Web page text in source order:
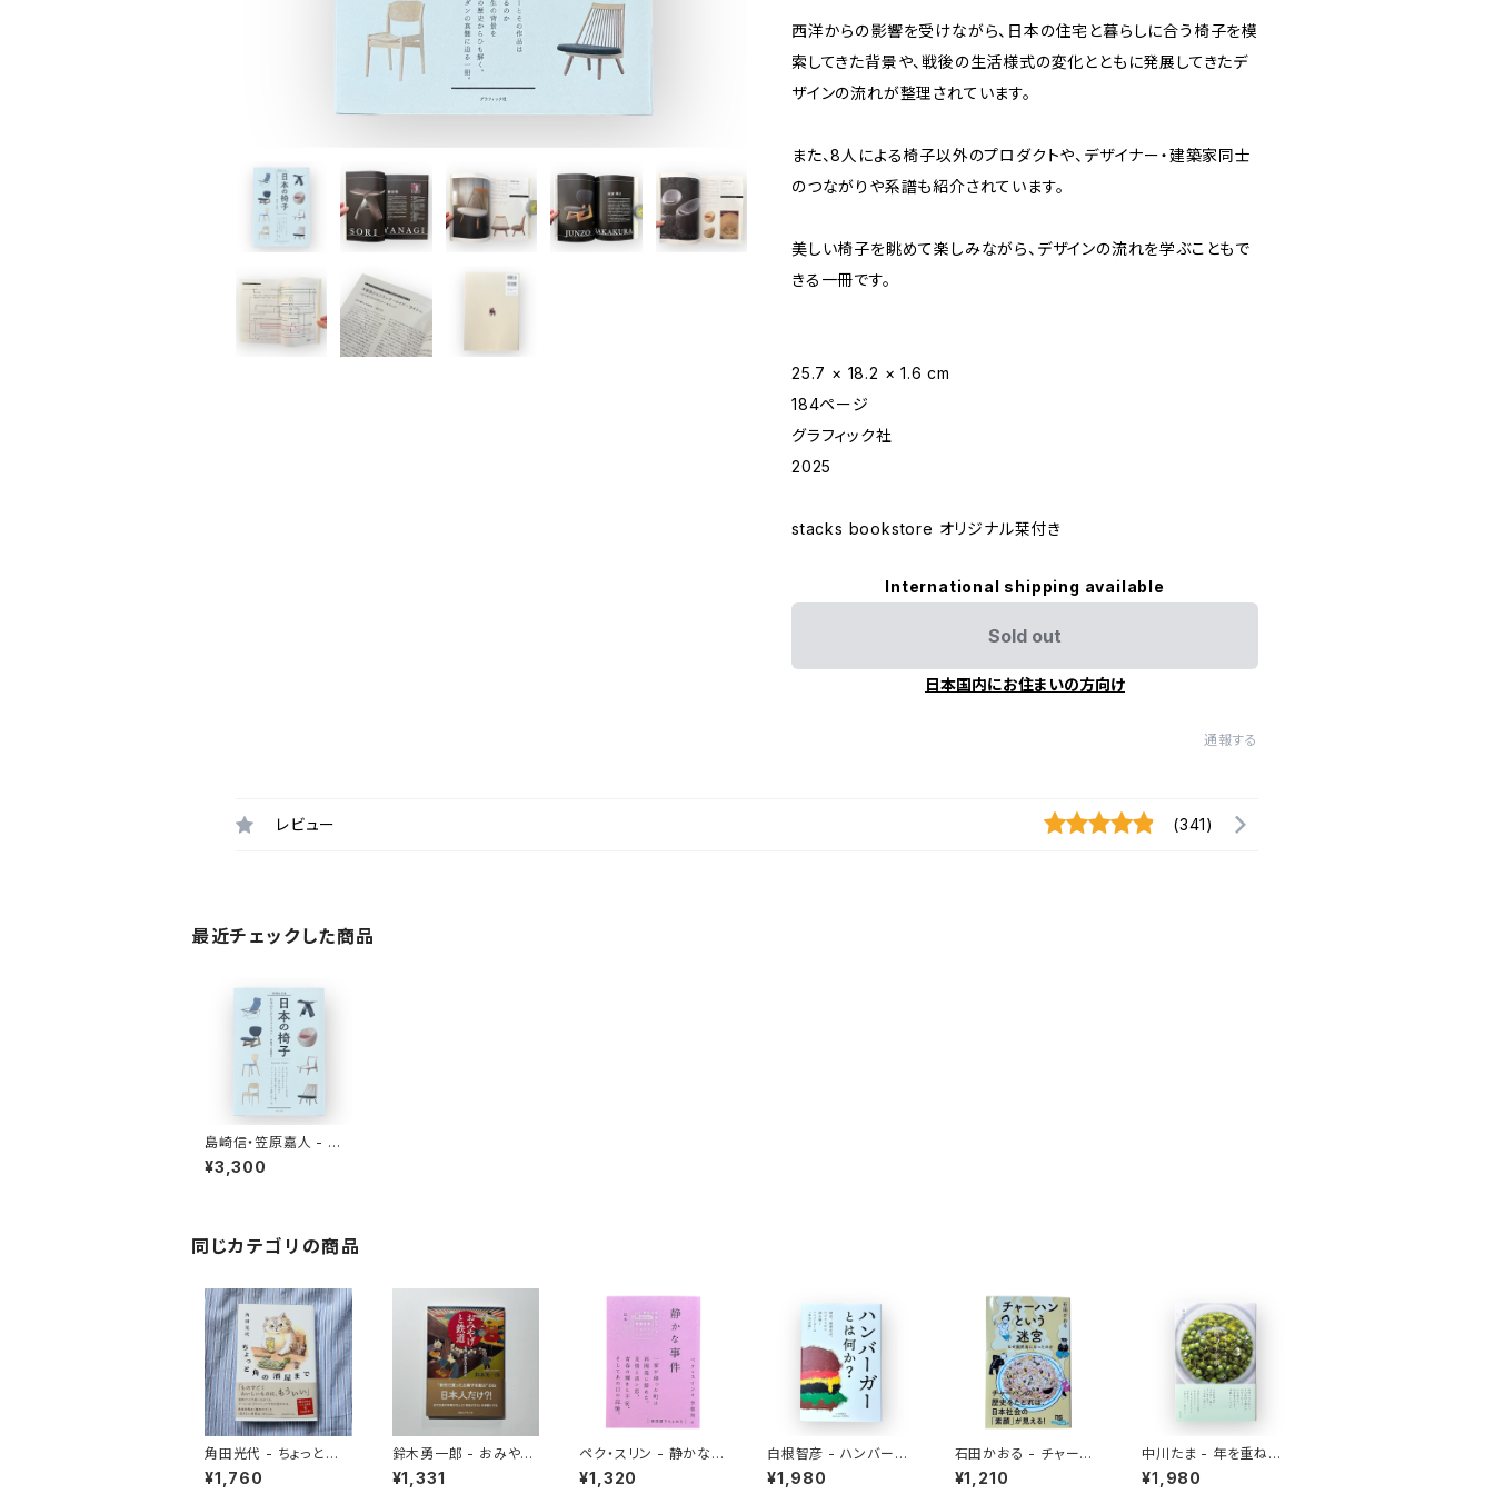
西洋からの影響を受けながら、日本の住宅と暮らしに合う椅子を模
索してきた背景や、戦後の生活様式の変化とともに発展してきたデ
ザインの流れが整理されています。
また、8人による椅子以外のプロダクトや、デザイナー・建築家同士
のつながりや系譜も紹介されています。
美しい椅子を眺めて楽しみながら、デザインの流れを学ぶこともで
きる一冊です。
25.7 × 18.2 × 1.6 cm
184ページ
グラフィック社
2025
stacks bookstore オリジナル栞付き
International shipping available
Sold out
日本国内にお住まいの方向け
通報する
レビュー (341)
最近チェックした商品
島崎信・笠原嘉人 - 日
本の椅子
¥3,300
同じカテゴリの商品
角田光代 - ちょっと角
の酒屋まで
¥1,760
鈴木勇一郎 - おみやげ
と鉄道 「名物」が語る日
本近代史
¥1,331
ペク・スリン - 静かな事
件
¥1,320
白根智彦 - ハンバーガ
ーとは何か？
¥1,980
石田かおる - チャーハ
ンという迷宮 なぜ国民
食になったのか
¥1,210
中川たま - 年を重ねて
今を彩る 暦の手仕事
¥1,980